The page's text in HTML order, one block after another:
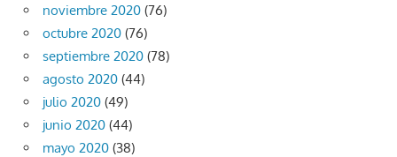
noviembre 2020 (76)
octubre 2020 (76)
septiembre 2020 (78)
agosto 2020 (44)
julio 2020 (49)
junio 2020 (44)
mayo 2020 (38)